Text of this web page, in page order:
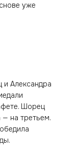
уже
Александра
Шорец
— на третьем.